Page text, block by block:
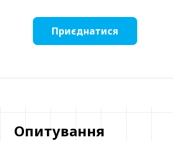
Приєднатися
Опитування